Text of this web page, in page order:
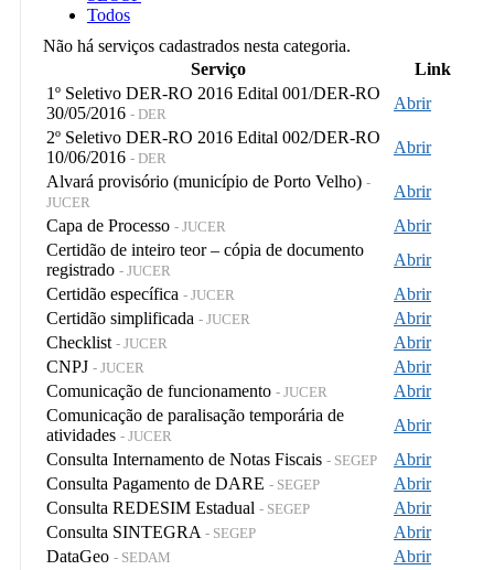
Todos
Não há serviços cadastrados nesta categoria.
Serviço
Link
1º Seletivo DER-RO 2016 Edital 001/DER-RO
30/05/2016 - DER
Abrir
2º Seletivo DER-RO 2016 Edital 002/DER-RO
10/06/2016 - DER
Abrir
Alvará provisório (município de Porto Velho) -
JUCER
Abrir
Capa de Processo - JUCER
Abrir
Certidão de inteiro teor – cópia de documento
registrado - JUCER
Abrir
Certidão específica - JUCER
Abrir
Certidão simplificada - JUCER
Abrir
Checklist - JUCER
Abrir
CNPJ - JUCER
Abrir
Comunicação de funcionamento - JUCER
Abrir
Comunicação de paralisação temporária de
atividades - JUCER
Abrir
Consulta Internamento de Notas Fiscais - SEGEP
Abrir
Consulta Pagamento de DARE - SEGEP
Abrir
Consulta REDESIM Estadual - SEGEP
Abrir
Consulta SINTEGRA - SEGEP
Abrir
DataGeo - SEDAM
Abrir